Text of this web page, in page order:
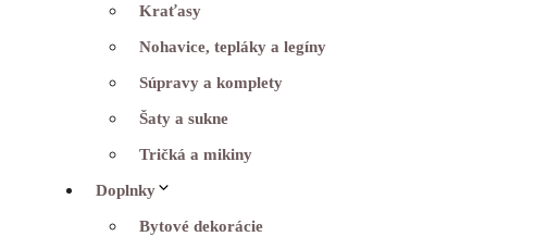
Kraťasy
Nohavice, tepláky a legíny
Súpravy a komplety
Šaty a sukne
Tričká a mikiny
Doplnky
Bytové dekorácie